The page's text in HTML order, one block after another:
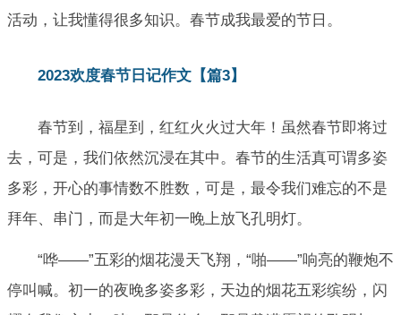
活动，让我懂得很多知识。春节成我最爱的节日。
2023欢度春节日记作文【篇3】
春节到，福星到，红红火火过大年！虽然春节即将过
去，可是，我们依然沉浸在其中。春节的生活真可谓多姿
多彩，开心的事情数不胜数，可是，最令我们难忘的不是
拜年、串门，而是大年初一晚上放飞孔明灯。
“哗——”五彩的烟花漫天飞翔，“啪——”响亮的鞭炮不
停叫喊。初一的夜晚多姿多彩，天边的烟花五彩缤纷，闪